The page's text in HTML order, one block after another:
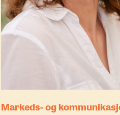
Markeds- og